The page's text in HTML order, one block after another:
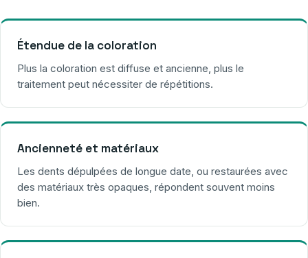
Étendue de la coloration
Plus la coloration est diffuse et ancienne, plus le
traitement peut nécessiter de répétitions.
Ancienneté et matériaux
Les dents dépulpées de longue date, ou restaurées avec
des matériaux très opaques, répondent souvent moins
bien.